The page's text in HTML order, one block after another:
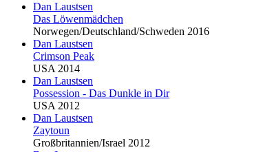
Dan Laustsen
Das Löwenmädchen
Norwegen/Deutschland/Schweden 2016
Dan Laustsen
Crimson Peak
USA 2014
Dan Laustsen
Possession - Das Dunkle in Dir
USA 2012
Dan Laustsen
Zaytoun
Großbritannien/Israel 2012